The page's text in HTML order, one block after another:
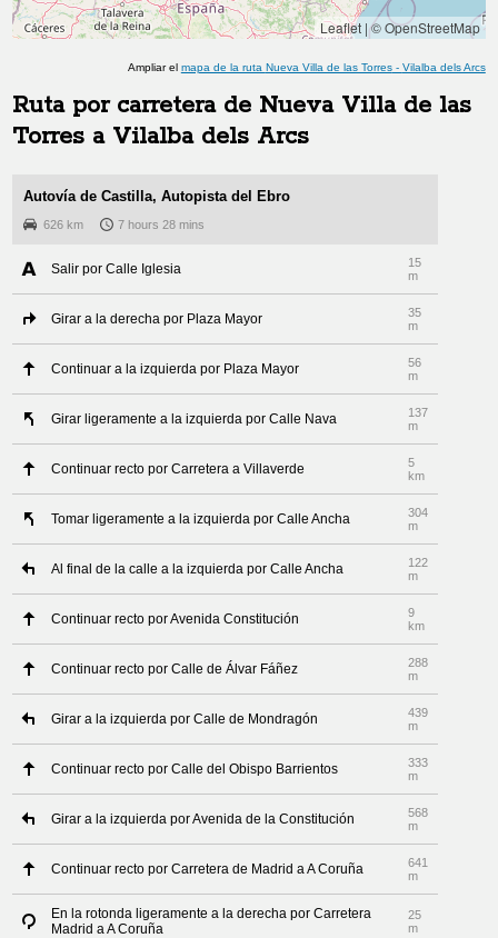
Leaflet|© OpenStreetMap
Ampliar el mapa de la ruta Nueva Villa de las Torres- Vilalba dels Arcs
Ruta por carretera de Nueva Villa de las
Torres a Vilalba dels Arcs
Autovía de Castilla, Autopista del Ebro
626 km 7 hours 28 mins
Salir por Calle Iglesia
15
m
Girar a la derecha por Plaza Mayor
35
m
Continuar a la izquierda por Plaza Mayor
56
m
Girar ligeramente a la izquierda por Calle Nava
137
m
Continuar recto por Carretera a Villaverde
5
km
Tomar ligeramente a la izquierda por Calle Ancha
304
m
Al final de la calle a la izquierda por Calle Ancha
122
m
Continuar recto por Avenida Constitución
9
km
Continuar recto por Calle de Álvar Fáñez
288
m
Girar a la izquierda por Calle de Mondragón
439
m
Continuar recto por Calle del Obispo Barrientos
333
m
Girar a la izquierda por Avenida de la Constitución
568
m
Continuar recto por Carretera de Madrid a A Coruña
641
m
En la rotonda ligeramente a la derecha por Carretera
Madrid a A Coruña
25
m